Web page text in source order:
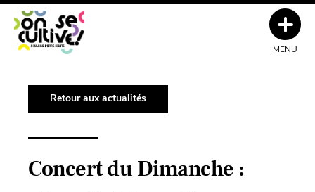
Retour aux actualités
Concert du Dimanche :
MENU